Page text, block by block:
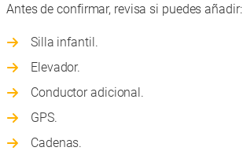
Antes de confirmar, revisa si puedes añadir:
Silla infantil.
Elevador.
Conductor adicional.
GPS.
Cadenas.